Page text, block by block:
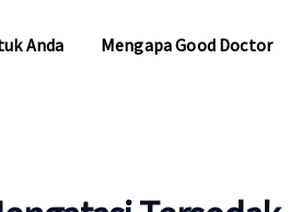
Anda Mengapa Good Doctor